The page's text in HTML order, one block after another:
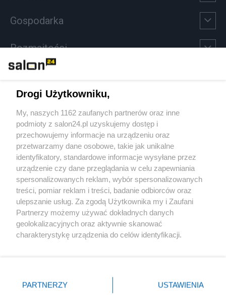
Gospodarka
Rozmaitości
Sport
Społeczeństwo
Kultura
X Facebook Instagram Youtube
Drogi Użytkowniku,
My, naszych 1162 zaufanych partnerów oraz inne
podmioty z salon24.pl uzyskujemy dostęp i
przechowujemy informacje na urządzeniu oraz
przetwarzamy dane osobowe, takie jak unikalne
identyfikatory, standardowe informacje wysyłane przez
urządzenie czy dane przeglądania w celu zapewniania
spersonalizowanych reklam, wybór spersonalizowanych
treści, pomiar reklam i treści, badanie odbiorców oraz
ulepszanie usług. Za zgodą Użytkownika my i Zaufani
Partnerzy możemy używać dokładnych danych
geolokalizacyjnych oraz aktywnie skanować
charakterystykę urządzenia do celów identyfikacji.
zmienić/wycofać klikając przycisk ustawień prywatności
znajdujący się w lewym dolnym rogu strony
PARTNERZY USTAWIENIA